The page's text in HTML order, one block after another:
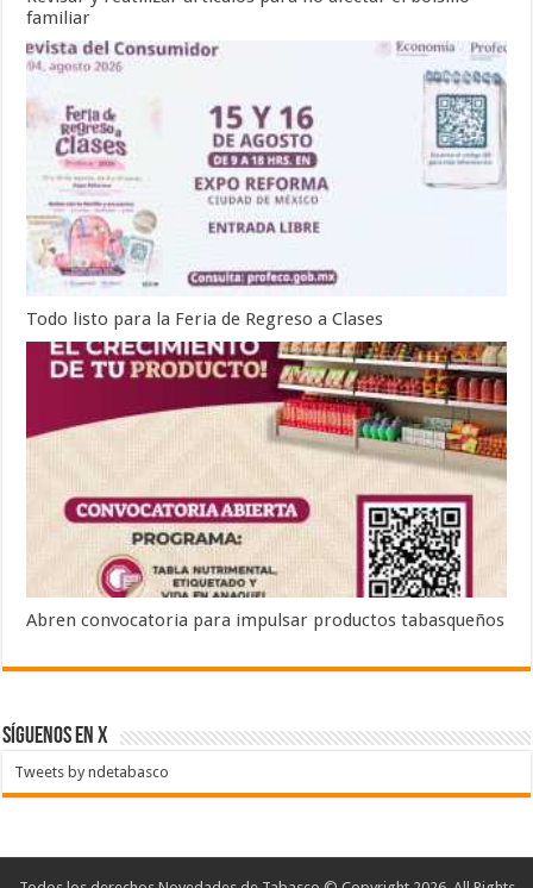
familiar
Todo listo para la Feria de Regreso a Clases
Abren convocatoria para impulsar productos tabasqueños
SÍGUENOS EN X
Tweets by ndetabasco